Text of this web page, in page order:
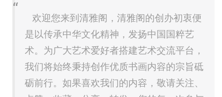
欢迎您来到清雅阁，清雅阁的创办初衷便
是以传承中华文化精神，发扬中国国粹艺
术。为广大艺术爱好者搭建艺术交流平台，
我们将始终秉持创作优质书画内容的宗旨砥
砺前行。如果喜欢我们的内容，敬请关注、